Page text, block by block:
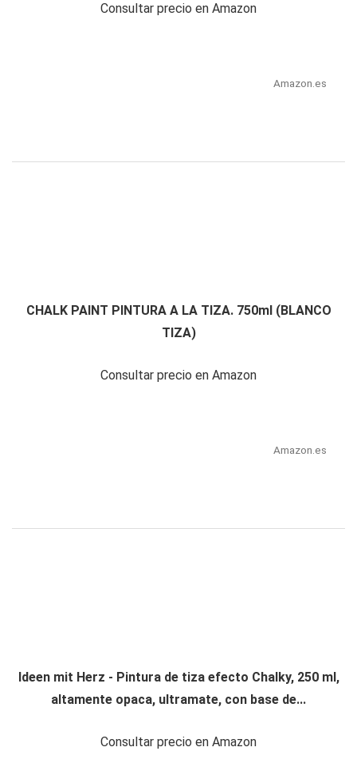
Consultar precio en Amazon
Amazon.es
CHALK PAINT PINTURA A LA TIZA. 750ml (BLANCO
TIZA)
Consultar precio en Amazon
Amazon.es
Ideen mit Herz - Pintura de tiza efecto Chalky, 250 ml,
altamente opaca, ultramate, con base de...
Consultar precio en Amazon